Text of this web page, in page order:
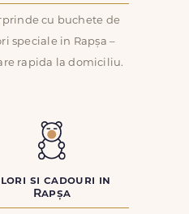
cu buchete de
speciale in Rapșa –
rapida la domiciliu.
si cadouri in
Rapșa